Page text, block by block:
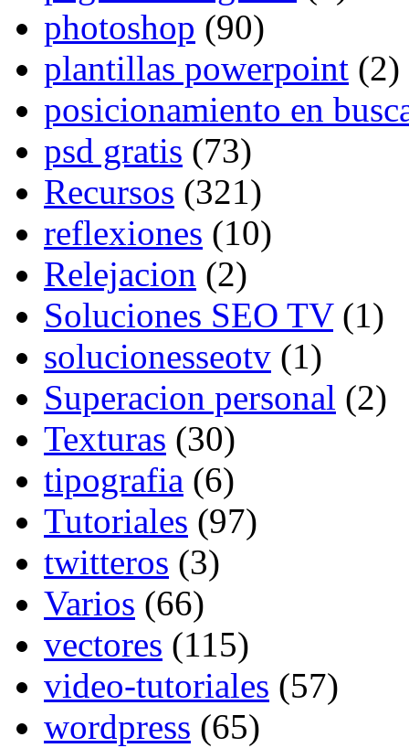
photoshop (90)
plantillas powerpoint (2)
posicionamiento en
psd gratis (73)
Recursos (321)
reflexiones (10)
Relejacion (2)
Soluciones SEO TV(1)
solucionesseotv (1)
Superacion personal (2)
Texturas (30)
tipografia (6)
Tutoriales (97)
twitteros (3)
Varios (66)
vectores (115)
video-tutoriales (57)
wordpress (65)